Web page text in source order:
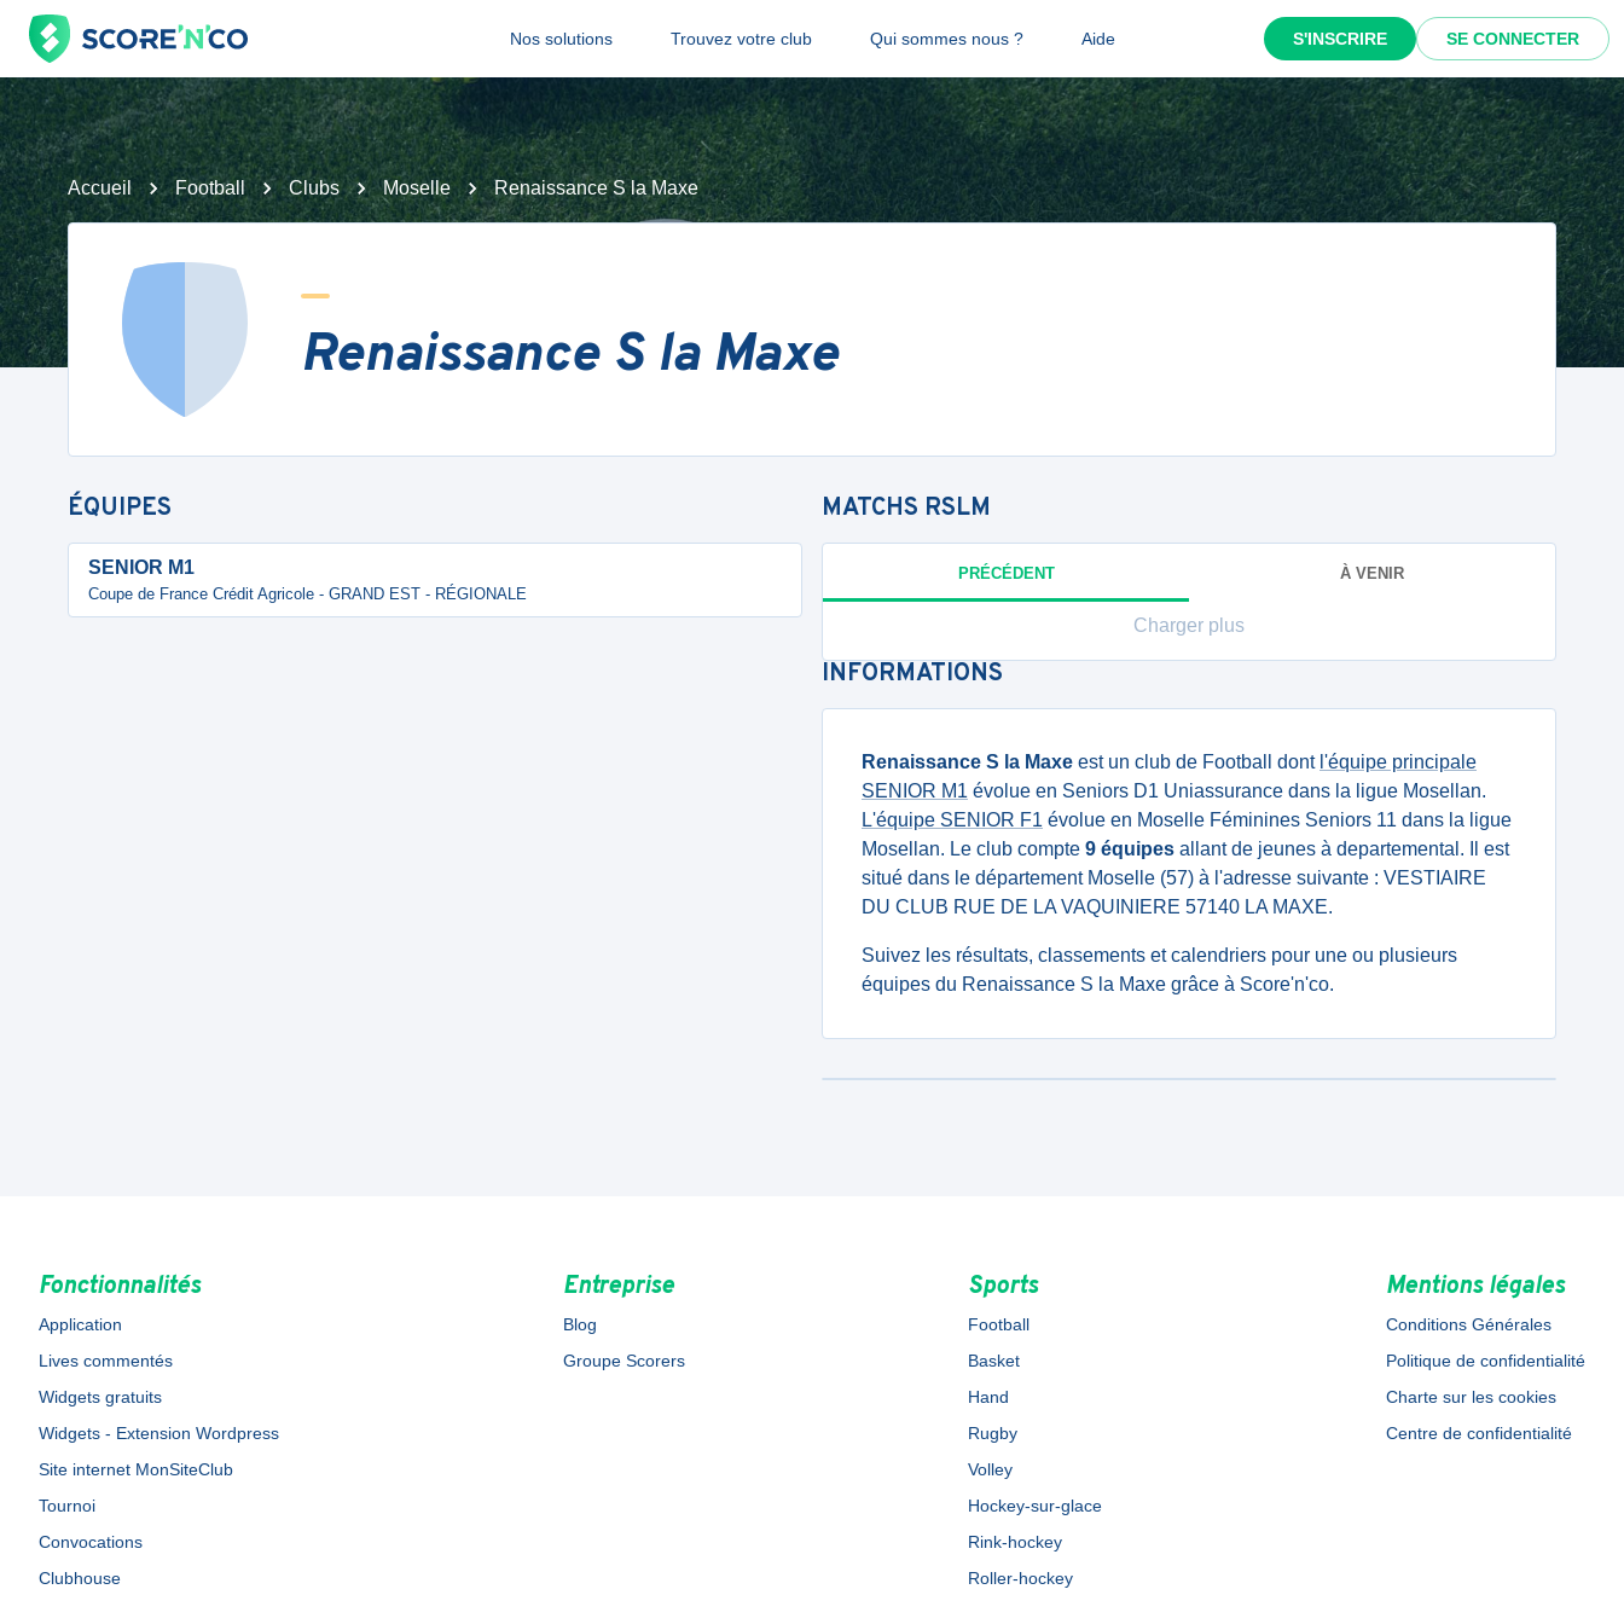
Nos solutions Trouvez votre club Qui sommes nous ? Aide S'INSCRIRE SE CONNECTER
Accueil Football Clubs Moselle Renaissance S la Maxe
Renaissance S la Maxe
ÉQUIPES
SENIOR M1
Coupe de France Crédit Agricole - GRAND EST - RÉGIONALE
MATCHS RSLM
PRÉCÉDENT À VENIR
Charger plus
INFORMATIONS
Renaissance S la Maxe est un club de Football dont l'équipe principale
SENIOR M1 évolue en Seniors D1 Uniassurance dans la ligue Mosellan.
L'équipe SENIOR F1 évolue en Moselle Féminines Seniors 11 dans la ligue
Mosellan. Le club compte 9 équipes allant de jeunes à departemental. Il est
situé dans le département Moselle (57) à l'adresse suivante : VESTIAIRE
DU CLUB RUE DE LA VAQUINIERE 57140 LA MAXE.
Suivez les résultats, classements et calendriers pour une ou plusieurs
équipes du Renaissance S la Maxe grâce à Score'n'co.
Fonctionnalités
Application
Lives commentés
Widgets gratuits
Widgets - Extension Wordpress
Site internet MonSiteClub
Tournoi
Convocations
Clubhouse
Entreprise
Blog
Groupe Scorers
Sports
Football
Basket
Hand
Rugby
Volley
Hockey-sur-glace
Rink-hockey
Roller-hockey
Mentions légales
Conditions Générales
Politique de confidentialité
Charte sur les cookies
Centre de confidentialité